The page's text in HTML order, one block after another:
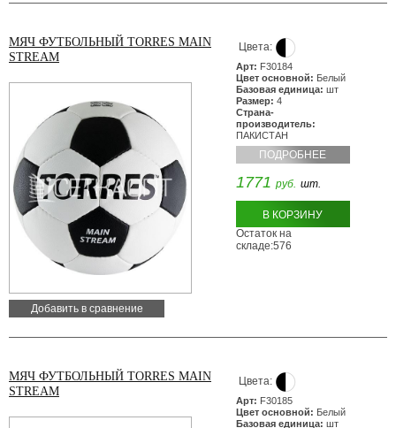
МЯЧ ФУТБОЛЬНЫЙ TORRES MAIN
STREAM
Добавить в сравнение
Цвета:
Арт: F30184
Цвет основной: Белый
Базовая единица: шт
Размер: 4
Страна-
производитель:
ПАКИСТАН
ПОДРОБНЕЕ
1771 руб. шт.
В КОРЗИНУ
Остаток на
складе:576
МЯЧ ФУТБОЛЬНЫЙ TORRES MAIN
STREAM
Цвета:
Арт: F30185
Цвет основной: Белый
Базовая единица: шт